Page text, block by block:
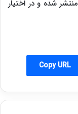
منتشر شده و در اختیار
Copy URL